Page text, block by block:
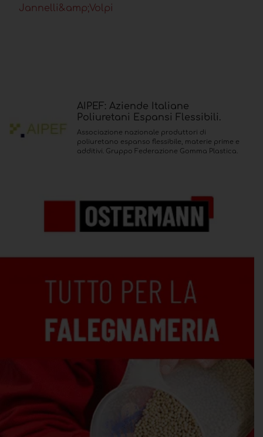
Jannelli&amp;Volpi
AIPEF: Aziende Italiane
Poliuretani Espansi Flessibili.
Associazione nazionale produttori di
poliuretano espanso flessibile, materie prime e
additivi. Gruppo Federazione Gomma Plastica.